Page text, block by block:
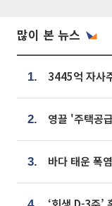
많이 본 뉴스
1.
2.
3. 바다 태운 폭